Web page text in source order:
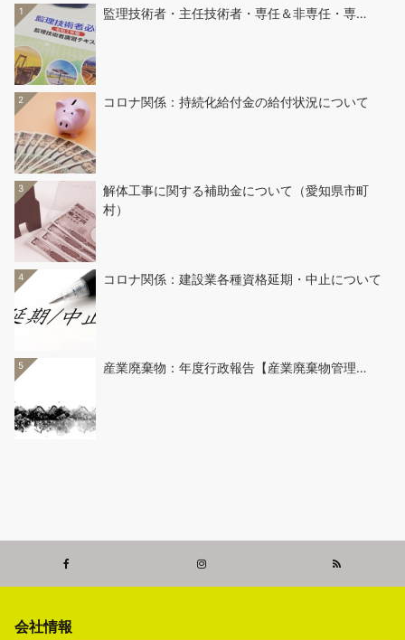
1 監理技術者・主任技術者・専任＆非専任・専…
2 コロナ関係：持続化給付金の給付状況について
3
解体工事に関する補助金について（愛知県市町
村）
4 コロナ関係：建設業各種資格延期・中止について
5 産業廃棄物：年度行政報告【産業廃棄物管理…
会社情報